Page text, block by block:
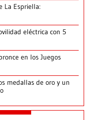
La Espriella:
eléctrica con 5
en los Juegos
medallas de oro y un